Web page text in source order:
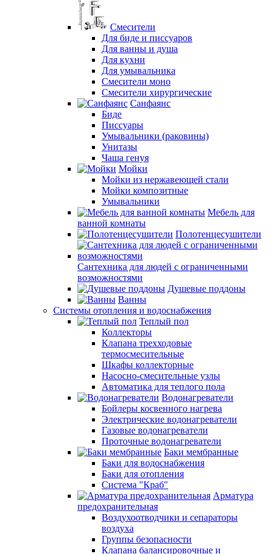
Смесители
Для биде и писсуаров
Для ванны и душа
Для кухни
Для умывальника
Смесители моно
Смесители хирургические
Санфаянс
Биде
Писсуары
Умывальники (раковины)
Унитазы
Чаша генуя
Мойки
Мойки из нержавеющей стали
Мойки композитные
Умывальники
Мебель для
ванной комнаты
Полотенцесушители
Сантехника для людей с ограниченными
возможностями
Душевые поддоны
Ванны
Системы отопления и водоснабжения
Теплый пол
Коллекторы
Клапана трехходовые
термосмесительные
Шкафы коллекторные
Насосно-смесительные узлы
Автоматика для теплого пола
Водонагреватели
Бойлеры косвенного нагрева
Электрические водонагреватели
Газовые водонагреватели
Проточные водонагреватели
Баки мембранные
Баки для водоснабжения
Баки для отопления
Система "Краб"
Арматура
предохранительная
Воздухоотводчики и сепараторы
воздуха
Группы безопасности
Клапана балансировочные и